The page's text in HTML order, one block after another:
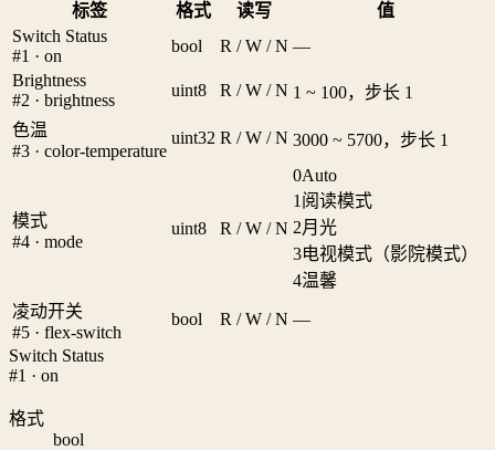
标签 格式 读写
值
Switch Status
#1 · on
bool R / W / N —
Brightness
#2 · brightness
uint8 R / W / N 1 ~ 100，步长 1
色温
#3 · color-temperature
uint32 R / W / N 3000 ~ 5700，步长 1
模式
#4 · mode
uint8 R / W / N
0Auto
1 阅读模式
2月光
3电视模式（影院模式）
4温馨
凌动开关
#5 · flex-switch
bool R / W / N —
Switch Status
#1 · on
格式
bool